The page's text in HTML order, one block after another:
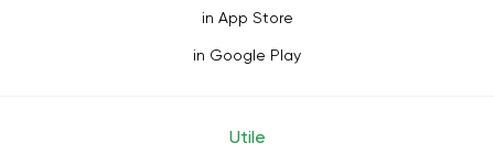
in App Store
in Google Play
Utile